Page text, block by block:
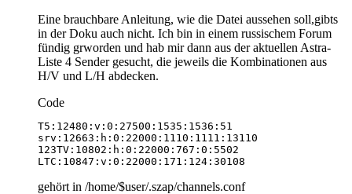
Eine brauchbare Anleitung, wie die Datei aussehen soll,gibts
in der Doku auch nicht. Ich bin in einem russischem Forum
fündig grworden und hab mir dann aus der aktuellen Astra-
Liste 4 Sender gesucht, die jeweils die Kombinationen aus
H/V und L/H abdecken.
Code
LTC:10847:v:0:22000:171:124:30108
gehört in /home/$user/.szap/channels.conf